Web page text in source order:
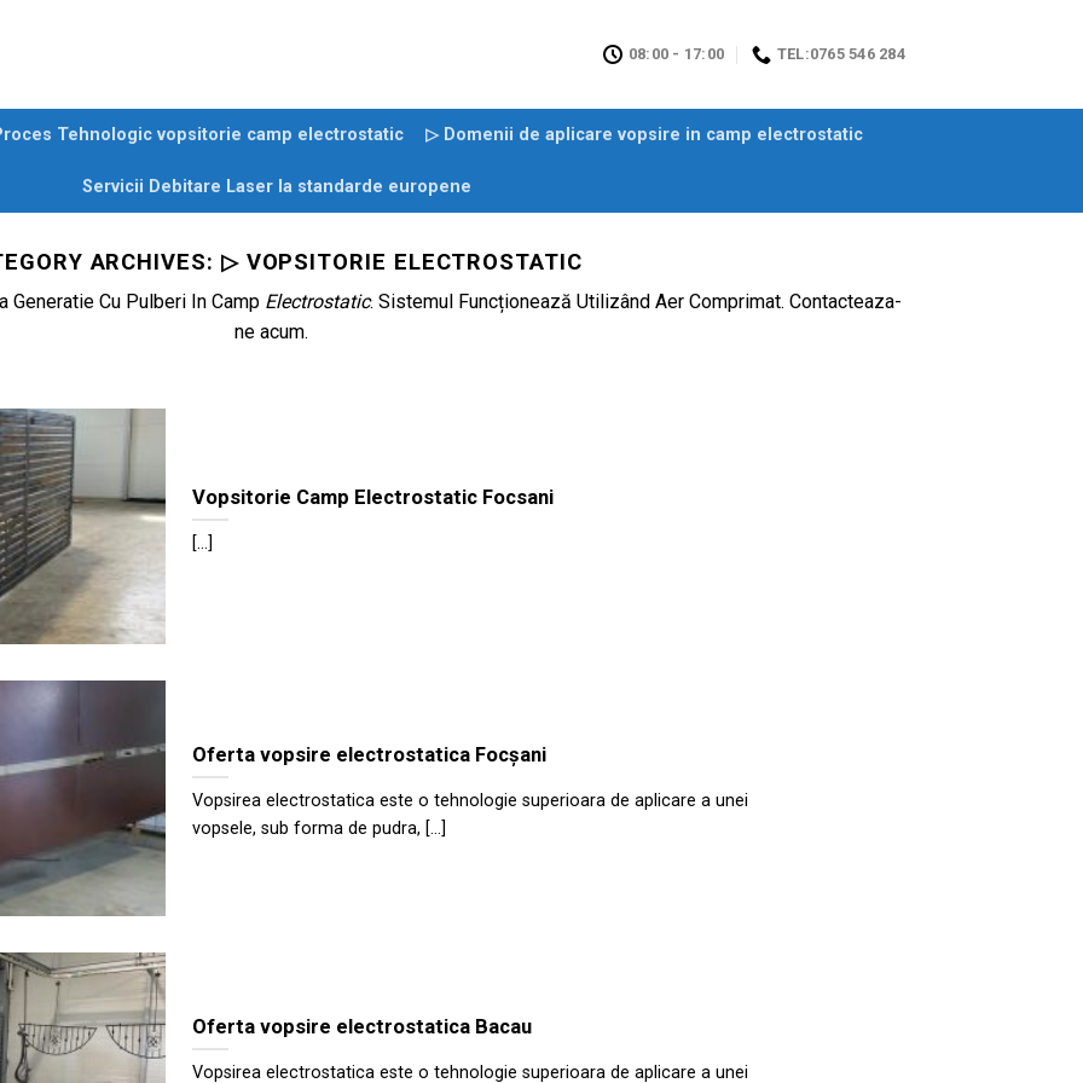
08:00 - 17:00 TEL:0765 546 284
Tehnologic vopsitorie camp electrostatic ▷ Domenii de aplicare vopsire in camp electrostatic
Servicii Debitare Laser la standarde europene
ARCHIVES: ▷ VOPSITORIE ELECTROSTATIC
Generatie Cu Pulberi In Camp Electrostatic. Sistemul Funcționează Utilizând Aer Comprimat. Contacteaza-
ne acum.
Vopsitorie Camp Electrostatic Focsani
[...]
Oferta vopsire electrostatica Focșani
Vopsirea electrostatica este o tehnologie superioara de aplicare a unei
vopsele, sub forma de pudra, [...]
Oferta vopsire electrostatica Bacau
Vopsirea electrostatica este o tehnologie superioara de aplicare a unei